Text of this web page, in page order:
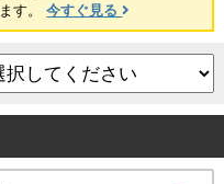
す。今すぐ見る